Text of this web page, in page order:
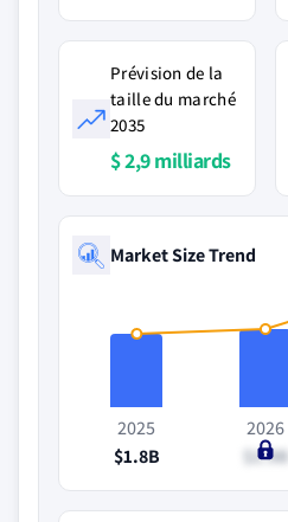
Prévision de la
taille du marché
2035
$ 2,9 milliards
Market Size Trend
2025
$1.8B
2026
$1.9B